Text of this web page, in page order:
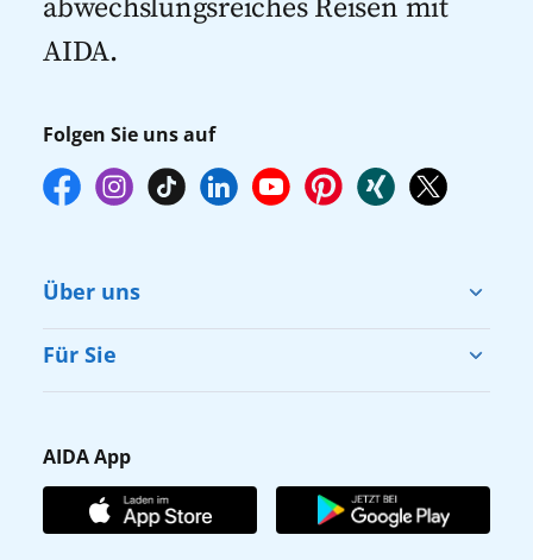
Ihrer Lieblingsausflüge vor Reisebeginn
online über myAIDA vorzunehmen.
abwechslungsreiches Reisen mit
AIDA.
Folgen Sie uns auf
Über uns
Cruise & Help
Karriere
Affiliateprogramm
Für Sie
Gästefragebogen
AIDA Club
AIDA App
AIDA App